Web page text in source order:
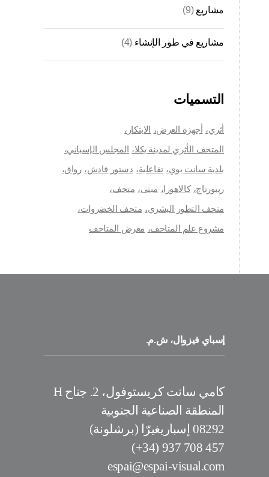
مشاريع (9)
مشاريع في طور الإنشاء (4)
التسميات
أثري أجهزة العرض الابتكار
المتحف الأثري لمدينة يكلا المجلس الإسباني
بلدية سانت بوي تفاعلية دستور قادش رواق
ريبورتاج كالاهورا مبنى متحف
متحف التطور البشري متحف الخضروات
مشروع علم المتاحف معرض المتاحف
إسباي فيزوال، ش.م.
كامي سانت كريستوفول، 2. جناح H
المنطقة الصناعية الجنوبية
08292 إسباريغيرّا (برشلونة)
457 708 937 (34+)
espai@espai-visual.com